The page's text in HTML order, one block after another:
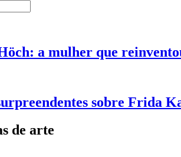
a mulher que
sobre Frida
de arte